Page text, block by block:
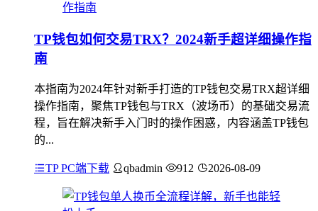
TP钱包如何交易TRX？2024新手超详细操作指
南
本指南为2024年针对新手打造的TP钱包交易TRX超详细
操作指南，聚焦TP钱包与TRX（波场币）的基础交易流
程，旨在解决新手入门时的操作困惑，内容涵盖TP钱包
的...
TP PC端下载 qbadmin 912 2026-08-09